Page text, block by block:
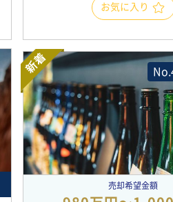
お気に入り
新着
売却希望金額